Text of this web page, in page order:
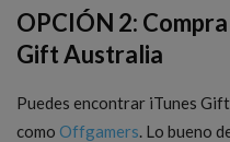
OPCIÓN 2:
Gift Australia
Puedes encontrar iTunes
como Offgamers. Lo bueno